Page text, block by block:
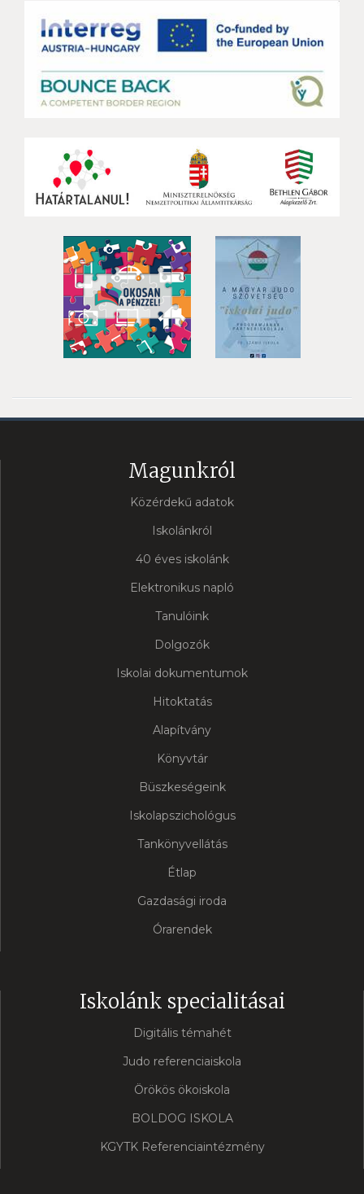
Magunkról
Közérdekű adatok
Iskolánkról
40 éves iskolánk
Elektronikus napló
Tanulóink
Dolgozók
Iskolai dokumentumok
Hitoktatás
Alapítvány
Könyvtár
Büszkeségeink
Iskolapszichológus
Tankönyvellátás
Étlap
Gazdasági iroda
Órarendek
Iskolánk specialitásai
Digitális témahét
Judo referenciaiskola
Örökös ökoiskola
BOLDOG ISKOLA
KGYTK Referenciaintézmény